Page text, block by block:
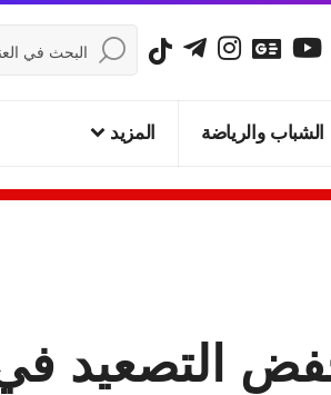
الشباب والرياضة المزيد
التصعيد